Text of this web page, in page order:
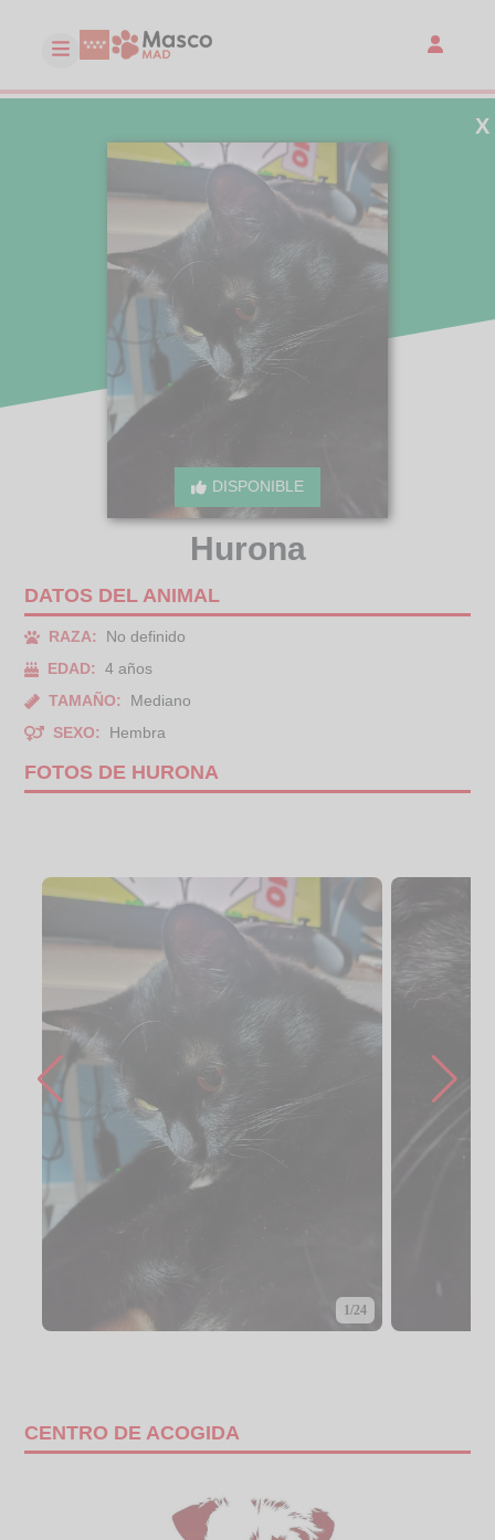
DISPONIBLE
X
Hurona
DATOS DEL ANIMAL
RAZA:
No definido
EDAD:
4 años
TAMAÑO:
Mediano
SEXO:
Hembra
FOTOS DE HURONA
1/24
CENTRO DE ACOGIDA